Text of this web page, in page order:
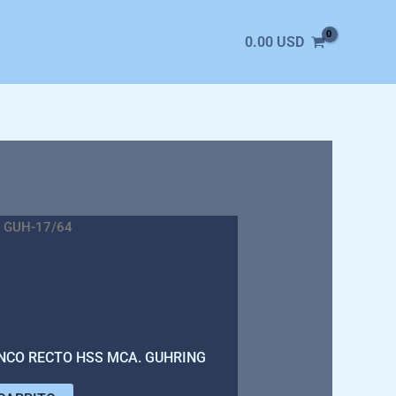
0.00 USD
17/64
RECTO HSS MCA. GUHRING